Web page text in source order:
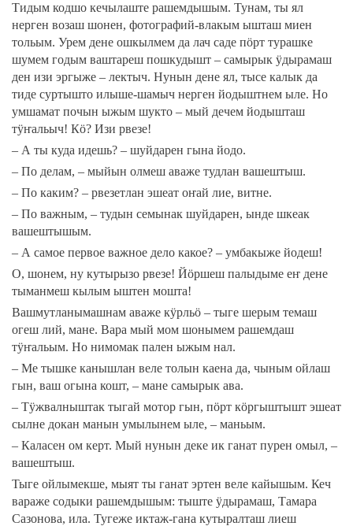
Тидым кодшо кечылаште рашемдышым. Тунам, ты ял
нерген возаш шонен, фотографий-влакым ышташ миен
тольым. Урем дене ошкылмем да лач саде пӧрт турашке
шумем годым ваштареш пошкудышт – самырык ӱдырамаш
ден изи эргыже – лектыч. Нунын дене ял, тысе калык да
тиде суртышто илыше-шамыч нерген йодыштнем ыле. Но
умшамат почын ыжым шукто – мый дечем йодышташ
тӱҥальыч! Кӧ? Изи рвезе!
– А ты куда идешь? – шуйдарен гына йодо.
– По делам, – мыйын олмеш аваже тудлан вашештыш.
– По каким? – рвезетлан эшеат оҥай лие, витне.
– По важным, – тудын семынак шуйдарен, ынде шкеак
вашештышым.
– А самое первое важное дело какое? – умбакыже йодеш!
О, шонем, ну кутырызо рвезе! Йӧршеш палыдыме еҥ дене
тыманмеш кылым ыштен мошта!
Вашмутланымашнам аваже кӱрльӧ – тыге шерым темаш
огеш лий, мане. Вара мый мом шонымем рашемдаш
тӱҥальым. Но нимомак пален ыжым нал.
– Ме тышке канышлан веле толын каена да, чыным ойлаш
гын, ваш огына кошт, – мане самырык ава.
– Тӱжвалныштак тыгай мотор гын, пӧрт кӧргыштышт эшеат
сылне докан манын умылынем ыле, – маньым.
– Каласен ом керт. Мый нунын деке ик ганат пурен омыл, –
вашештыш.
Тыге ойлымекше, мыят ты ганат эртен веле кайышым. Кеч
вараже содыки рашемдышым: тыште ӱдырамаш, Тамара
Сазонова, ила. Тугеже иктаж-гана кутыралташ лиеш